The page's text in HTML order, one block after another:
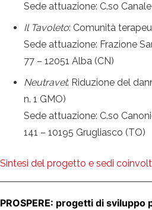
Sede attuazione: C.so
Il Tavoleto: Comunità
Sede attuazione: Frazione
77 – 12051 Alba (CN)
Neutravel: Riduzione del
n. 1 GMO)
Sede attuazione: C.so
141 – 10195 Grugliasco (TO)
Sintesi del progetto e sedi
PROSPERE: progetti di sviluppo